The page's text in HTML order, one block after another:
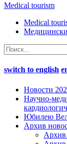
Medical tourism
Medical
switch to english
Новости
Научно-
Юбилею
Архив
Архив